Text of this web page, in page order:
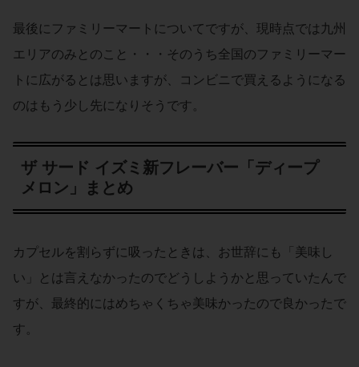
最後にファミリーマートについてですが、現時点では九州
エリアのみとのこと・・・そのうち全国のファミリーマー
トに広がるとは思いますが、コンビニで買えるようになる
のはもう少し先になりそうです。
ザ サード イズミ新フレーバー「ディープ
メロン」まとめ
カプセルを割らずに吸ったときは、お世辞にも「美味し
い」とは言えなかったのでどうしようかと思っていたんで
すが、最終的にはめちゃくちゃ美味かったので良かったで
す。